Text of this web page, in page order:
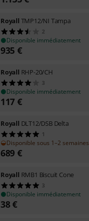
Royall TMP12/NI Tampa
2
Disponible immédiatement
935 €
Royall RHP-20/CH
3
Disponible immédiatement
117 €
Royall DLT12/DSB Delta
1
Disponible sous 1–2 semaines
689 €
Royall RMB1 Biscuit Cone
3
Disponible immédiatement
38€